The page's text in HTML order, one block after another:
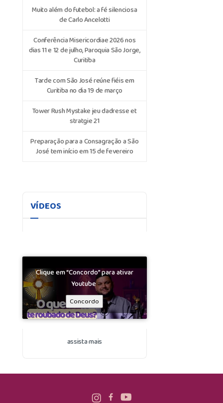
Muito além do futebol: a fé silenciosa
de Carlo Ancelotti
Conferência Misericordiae 2026 nos
dias 11 e 12 de julho, Paroquia São Jorge,
Curitiba
Tarde com São José reúne fiéis em
Curitiba no dia 19 de março
Tower Rush Mystake jeu dadresse et
stratgie 21
Preparação para a Consagração a São
José tem início em 15 de fevereiro
VÍDEOS
Clique em “Concordo” para ativar
Youtube
Concordo
assista mais